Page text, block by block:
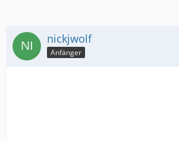
nickjwolf
Anfänger